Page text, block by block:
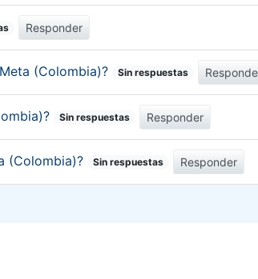
Responder
(Colombia)? Sin respuestas
Sin respuestas Responder
(Colombia)? Sin respuestas Responder